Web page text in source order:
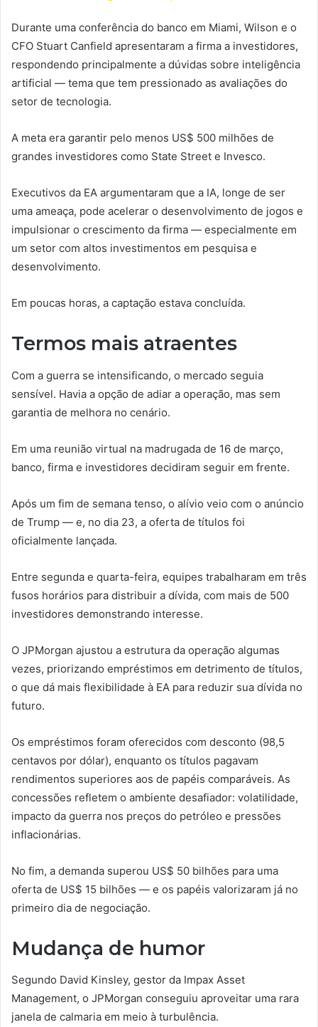
Durante uma conferência do banco em Miami, Wilson e o
CFO Stuart Canfield apresentaram a firma a investidores,
respondendo principalmente a dúvidas sobre inteligência
artificial — tema que tem pressionado as avaliações do
setor de tecnologia.
A meta era garantir pelo menos US$ 500 milhões de
grandes investidores como State Street e Invesco.
Executivos da EA argumentaram que a IA, longe de ser
uma ameaça, pode acelerar o desenvolvimento de jogos e
impulsionar o crescimento da firma — especialmente em
um setor com altos investimentos em pesquisa e
desenvolvimento.
Em poucas horas, a captação estava concluída.
Termos mais atraentes
Com a guerra se intensificando, o mercado seguia
sensível. Havia a opção de adiar a operação, mas sem
garantia de melhora no cenário.
Em uma reunião virtual na madrugada de 16 de março,
banco, firma e investidores decidiram seguir em frente.
Após um fim de semana tenso, o alívio veio com o anúncio
de Trump — e, no dia 23, a oferta de títulos foi
oficialmente lançada.
Entre segunda e quarta-feira, equipes trabalharam em três
fusos horários para distribuir a dívida, com mais de 500
investidores demonstrando interesse.
O JPMorgan ajustou a estrutura da operação algumas
vezes, priorizando empréstimos em detrimento de títulos,
o que dá mais flexibilidade à EA para reduzir sua dívida no
futuro.
Os empréstimos foram oferecidos com desconto (98,5
centavos por dólar), enquanto os títulos pagavam
rendimentos superiores aos de papéis comparáveis. As
concessões refletem o ambiente desafiador: volatilidade,
impacto da guerra nos preços do petróleo e pressões
inflacionárias.
No fim, a demanda superou US$ 50 bilhões para uma
oferta de US$ 15 bilhões — e os papéis valorizaram já no
primeiro dia de negociação.
Mudança de humor
Segundo David Kinsley, gestor da Impax Asset
Management, o JPMorgan conseguiu aproveitar uma rara
janela de calmaria em meio à turbulência.